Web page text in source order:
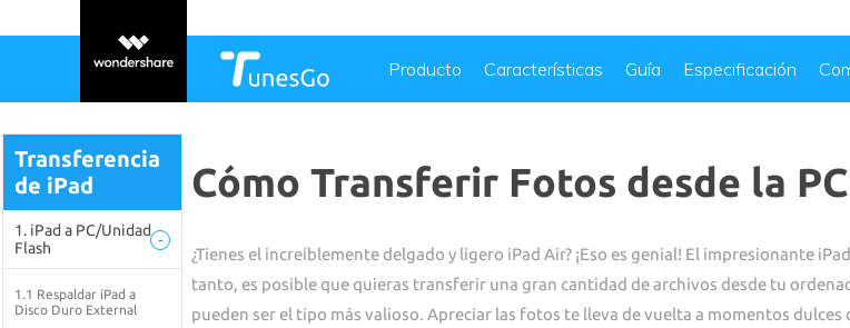
Producto Características Guía Especificación
Cómo Transferir Fotos desde la
¿Tienes el increíblemente delgado y ligero iPad Air? ¡Eso es genial! El impresionante
tanto, es posible que quieras transferir una gran cantidad de archivos desde tu
pueden ser el tipo más valioso. Apreciar las fotos te lleva de vuelta a momentos dulces
Transferencia
de iPad
1. iPad a PC/Unidad
Flash
-
1.1 Respaldar iPad a
Disco Duro External